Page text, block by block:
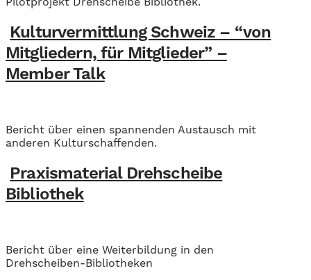
Kulturvermittlung Schweiz – “von
Mitgliedern, für Mitglieder” –
Member Talk
Bericht über einen spannenden Austausch mit
anderen Kulturschaffenden.
Praxismaterial Drehscheibe
Bibliothek
Bericht über eine Weiterbildung in den
Drehscheiben-Bibliotheken